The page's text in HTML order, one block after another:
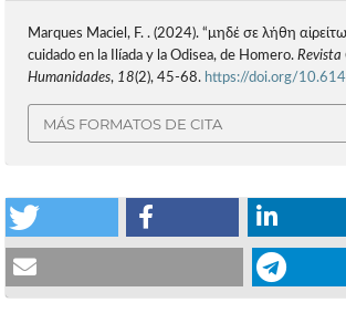
Marques Maciel, F. . (2024). “μηδέ σε λήθη
cuidado en la Ilíada y la Odisea, de Homero. Revista
Humanidades, 18(2), 45-68. https://doi.org/
MÁS FORMATOS DE CITA